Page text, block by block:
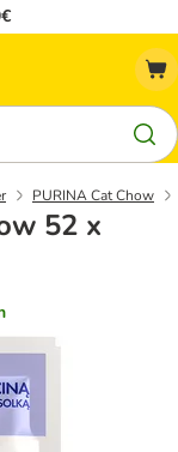
PURINA Cat Chow
52 x